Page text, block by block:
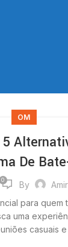
OM
5
De
By Amir
0
para quem
uma
casuais e